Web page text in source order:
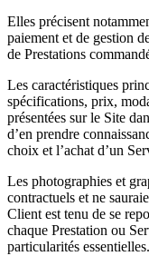
Elles précisent
paiement et de gestion
de Prestations
Les caractéristiques
spécifications, prix,
présentées sur le Site
d’en prendre
choix et l’achat d’un
Les photographies et
contractuels et ne
Client est tenu de se
chaque Prestation ou
particularités essentielles.